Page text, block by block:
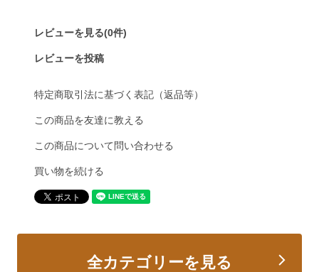
レビューを見る(0件)
レビューを投稿
特定商取引法に基づく表記（返品等）
この商品を友達に教える
この商品について問い合わせる
買い物を続ける
全カテゴリーを見る